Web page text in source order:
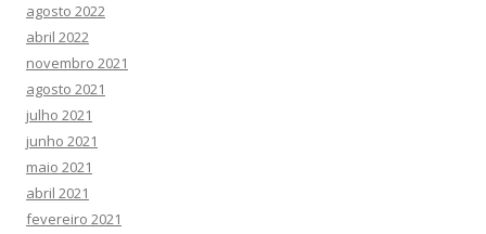
agosto 2022
abril 2022
novembro 2021
agosto 2021
julho 2021
junho 2021
maio 2021
abril 2021
fevereiro 2021